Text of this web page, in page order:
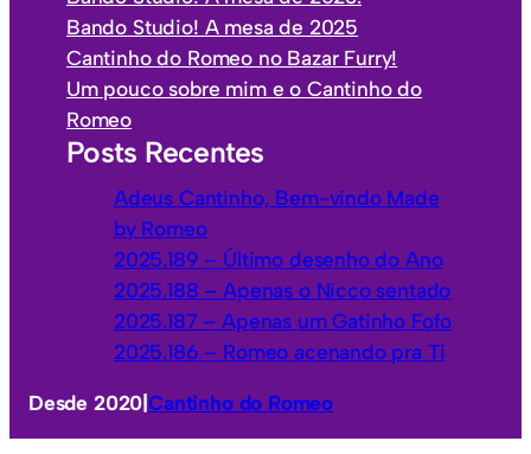
o
r
i
a
s
Bando Studio! A mesa de 2025
Cantinho do Romeo no Bazar Furry!
Um pouco sobre mim e o Cantinho do
Romeo
Posts Recentes
Adeus Cantinho, Bem-vindo Made
by Romeo
2025.189 – Último desenho do Ano
2025.188 – Apenas o Nicco sentado
2025.187 – Apenas um Gatinho Fofo
2025.186 – Romeo acenando pra Ti
Desde 2020 |Cantinho do Romeo